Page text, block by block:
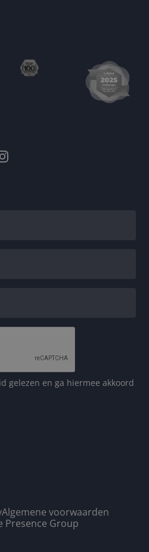
gelezen en ga hiermee akkoord
Algemene voorwaarden
Presence Group